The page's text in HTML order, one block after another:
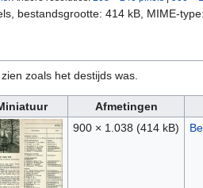
bestandsgrootte: 414 kB, MIME-type:
zoals het destijds was.
Afmetingen
900 × 1.038 (414 kB)